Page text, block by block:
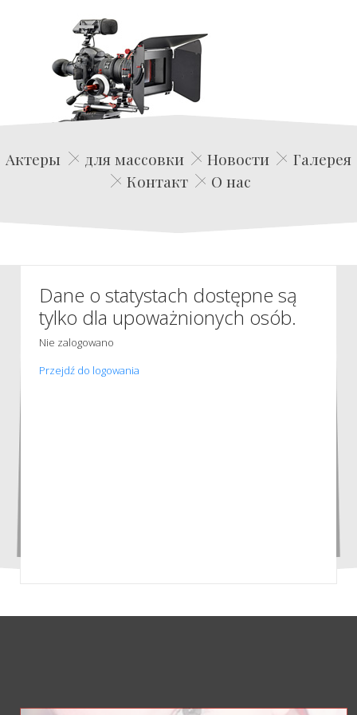
Edwin Film Agencja Aktorska
Актеры для массовки Новости
Галерея
Контакт
О нас
Dane o statystach dostępne są
tylko dla upoważnionych osób.
Nie zalogowano
Przejdź do logowania